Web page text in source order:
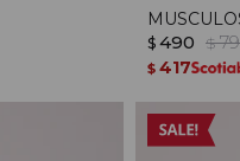
$ 490 $
$ 417